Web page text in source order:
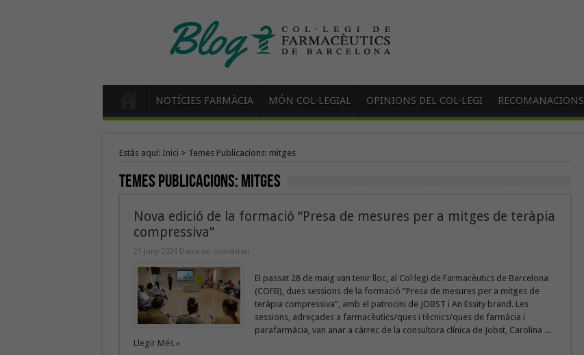
NOTÍCIES FARMÀCIA MÓN COL·LEGIAL OPINIONS DEL COL·LEGI RECOMANACIONS
Estàs aquí: Inici > Temes Publicacions: mitges
Temes Publicacions:mitges
Nova edició de la formació “Presa de mesures per a mitges de teràpia
compressiva”
21 juny 2024 Deixa un comentari
El passat 28 de maig van tenir lloc, al Col·legi de Farmacèutics de Barcelona
(COFB), dues sessions de la formació “Presa de mesures per a mitges de
teràpia compressiva”, amb el patrocini de JOBST i An Essity brand. Les
sessions, adreçades a farmacèutics/ques i tècnics/ques de farmàcia i
parafarmàcia, van anar a càrrec de la consultora clínica de Jobst, Carolina ...
Llegir Més »